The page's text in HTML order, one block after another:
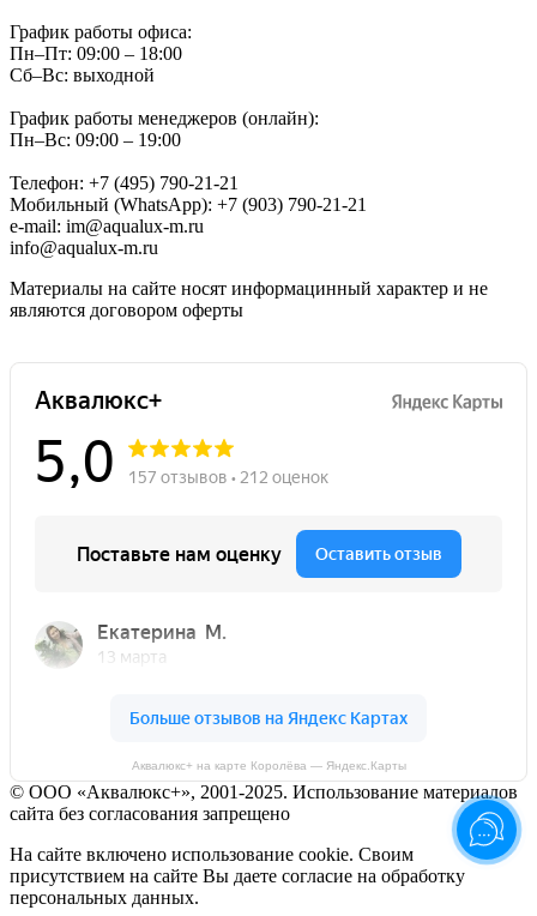
График работы офиса:
Пн–Пт: 09:00 – 18:00
Сб–Вс: выходной
График работы менеджеров (онлайн):
Пн–Вс: 09:00 – 19:00
Телефон: +7 (495) 790-21-21
Мобильный (WhatsApp): +7 (903) 790-21-21
e-mail: im@aqualux-m.ru
info@aqualux-m.ru
Материалы на сайте носят информацинный характер и не
являются договором оферты
Аквалюкс+ на карте Королёва — Яндекс.Карты
© ООО «Аквалюкс+», 2001-2025. Использование материалов
сайта без согласования запрещено
На сайте включено использование cookie. Своим
присутствием на сайте Вы даете согласие на обработку
персональных данных.